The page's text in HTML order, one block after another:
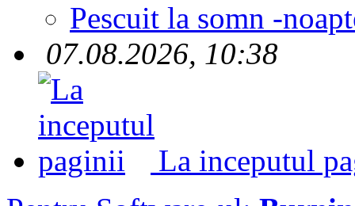
Pescuit la somn -
07.08.2026, 10:38
La inceputul